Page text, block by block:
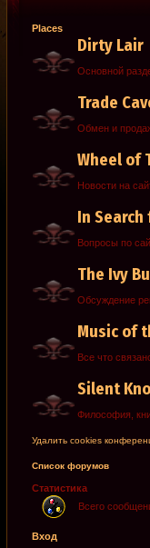
Places
Dirty Lair
Основной
Trade
Обмен и
Wheel of
Новости на
In
Вопросы по
The Ivy
Обсуждение
Music of
Все что
Silent
Философия,
Удалить cookies
Список форумов
Статистика
Всего
Вход